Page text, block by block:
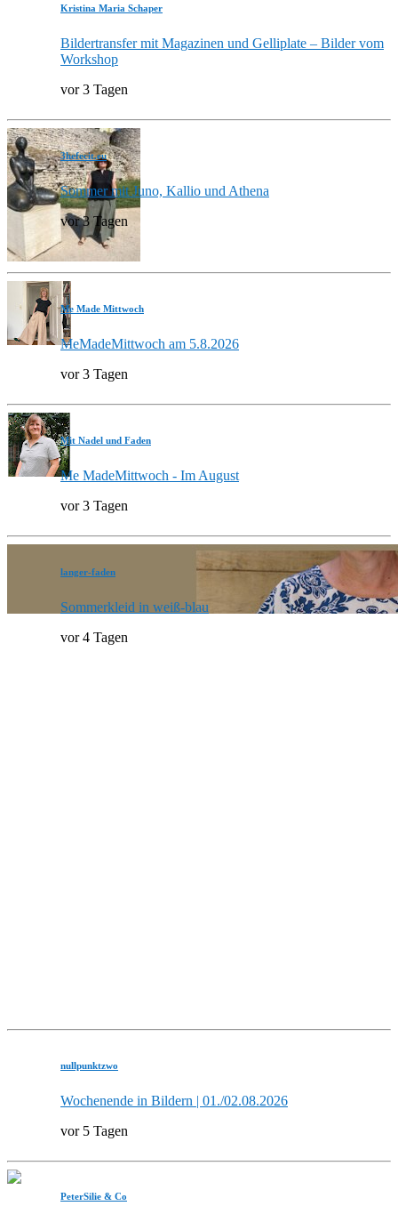
Kristina Maria Schaper
Bildertransfer mit Magazinen und Gelliplate – Bilder vom
Workshop
vor 3 Tagen
3hefecit.eu
Sommer mit Juno, Kallio und Athena
vor 3 Tagen
Me Made Mittwoch
MeMadeMittwoch am 5.8.2026
vor 3 Tagen
Mit Nadel und Faden
Me MadeMittwoch - Im August
vor 3 Tagen
langer-faden
Sommerkleid in weiß-blau
vor 4 Tagen
nullpunktzwo
Wochenende in Bildern | 01./02.08.2026
vor 5 Tagen
PeterSilie & Co